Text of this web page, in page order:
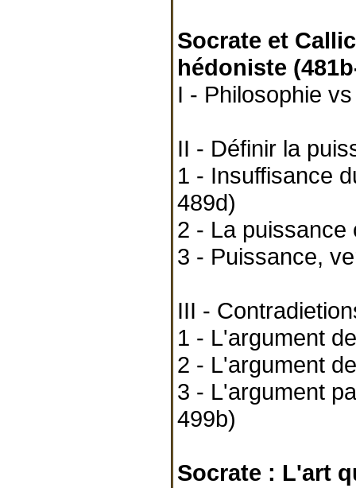
Socrate et
hédoniste
I - Philosophie
II - Définir la
1 - Insuffisance
489d)
2 - La puissance
3 - Puissance,
III -
1 - L'argument
2 - L'argument
3 - L'argument
499b)
Socrate : L'art